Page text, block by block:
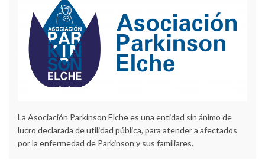
La Asociación Parkinson Elche es una entidad sin ánimo de
lucro declarada de utilidad pública, para atender a afectados
por la enfermedad de Parkinson y sus familiares.